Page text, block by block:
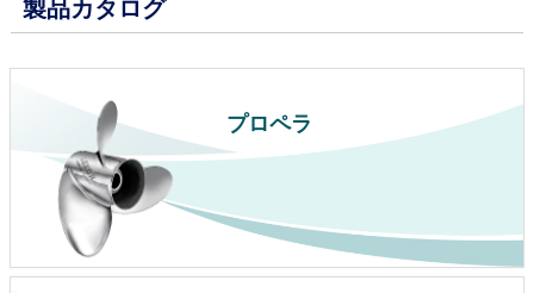
製品カタログ
プロペラ